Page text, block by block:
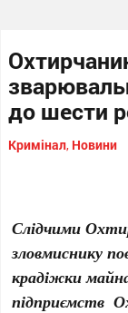
до шести
Кримінал, Новини
Слідчими
зловмиснику
крадіжки
підприємств